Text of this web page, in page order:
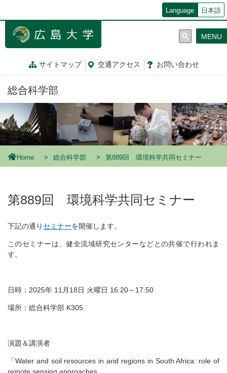
ン
Language 日本語
サイトマップ 交通アクセス お問い合わせ
MENU
総合科学部
Home 総合科学部 第889回 環境科学共同セミナー
第889回 環境科学共同セミナー
下記の通り セミナーを開催します。
このセミナーは、健全流域研究センターなどとの共催で行われま
す。
日時： 2025年 11 月18日 火曜日 16:20～ 17:50
場所：総合科学部 K305
演題＆講演者
「Water and soil resources in arid regions in South Africa: role of